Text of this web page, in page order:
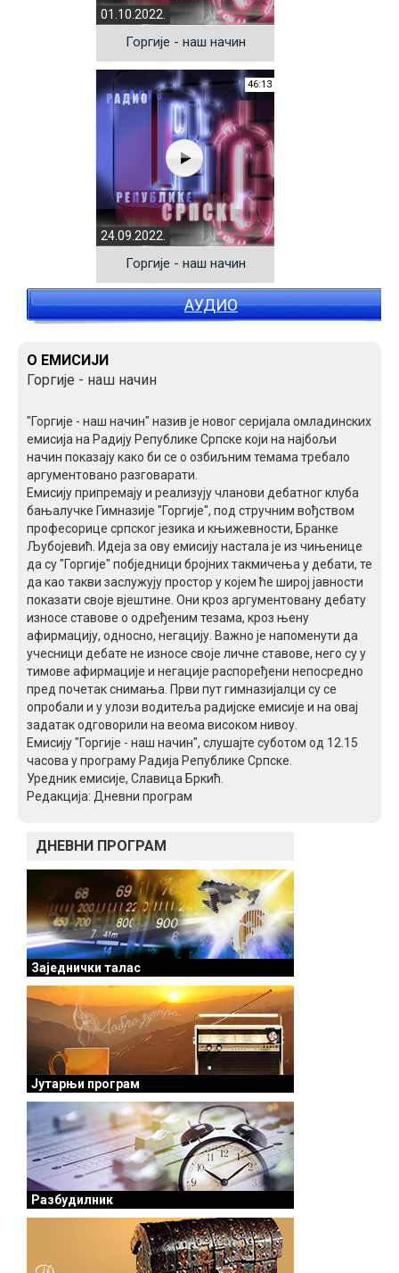
01.10.2022.
Горгије - наш начин
24.09.2022.
46:13
Горгије - наш начин
АУДИО
О ЕМИСИЈИ
Горгије - наш начин
"Горгије - наш начин" назив је новог серијала омладинских
емисија на Радију Републике Српске који на најбољи
начин показају како би се о озбиљним темама требало
аргументовано разговарати.
Емисију припремају и реализују чланови дебатног клуба
бањалучке Гимназије "Горгије", под стручним вођством
професорице српског језика и књижевности, Бранке
Љубојевић. Идеја за ову емисију настала је из чињенице
да су "Горгије" побједници бројних такмичења у дебати, те
да као такви заслужују простор у којем ће широј јавности
показати своје вјештине. Они кроз аргументовану дебату
износе ставове о одређеним тезама, кроз њену
афирмацију, односно, негацију. Важно је напоменути да
учесници дебате не износе своје личне ставове, него су у
тимове афирмације и негације распоређени непосредно
пред почетак снимања. Први пут гимназијалци су се
опробали и у улози водитеља радијске емисије и на овај
задатак одговорили на веома високом нивоу.
Емисију "Горгије - наш начин", слушајте суботом од 12.15
часова у програму Радија Републике Српске.
Уредник емисије, Славица Бркић.
Редакција: Дневни програм
ДНЕВНИ ПРОГРАМ
Заједнички талас
Јутарњи програм
Разбудилник